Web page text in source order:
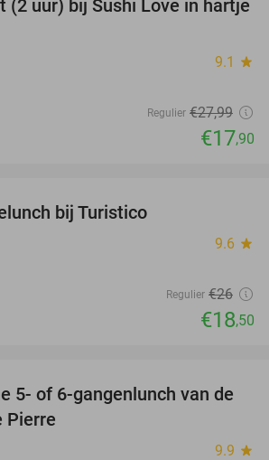
36%
(2 uur) bij Sushi Love in hartje
9.1 star
Regulier €27,99
€17,90
bij Turistico
9.6 star
Regulier €26
€18,50
17%
5- of 6-gangenlunch van de
Pierre
9.9 star